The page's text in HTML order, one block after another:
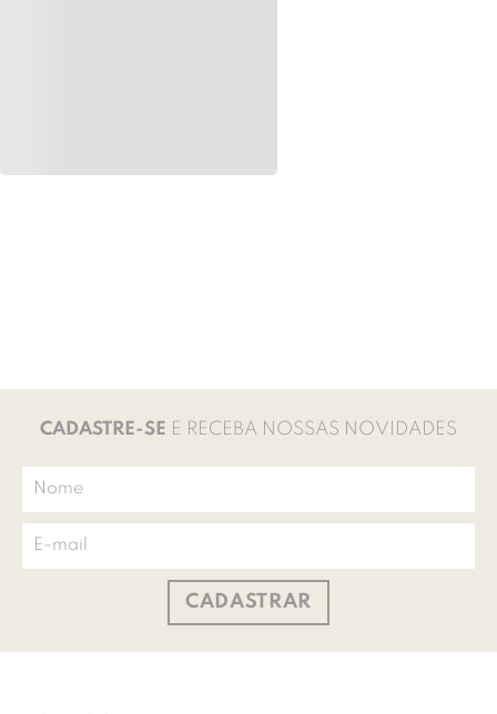
CADASTRE-SE E RECEBA NOSSAS NOVIDADES
CADASTRAR